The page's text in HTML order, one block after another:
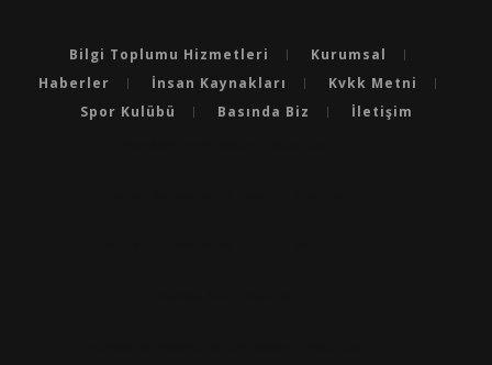
Bilgi Toplumu Hizmetleri
Kurumsal
Haberler
İnsan Kaynakları
Kvkk Metni
Spor Kulübü
Basında Biz İletişim